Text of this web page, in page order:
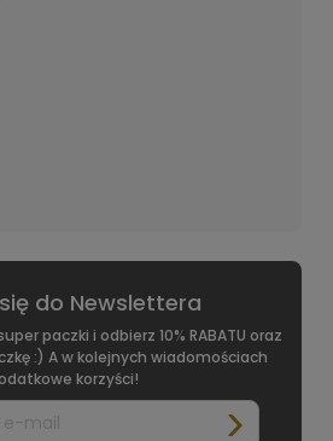
do Newslettera
paczki i odbierz 10% RABATU oraz
:) A w kolejnych wiadomościach
korzyści!